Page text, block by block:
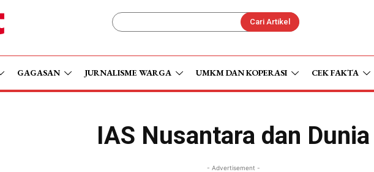
Cari Artikel
GAGASAN JURNALISME WARGA UMKM DAN KOPERASI CEK FAKTA
IAS Nusantara dan Dunia
- Advertisement -